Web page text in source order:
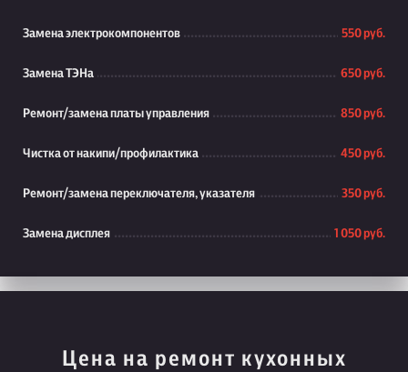
Замена электрокомпонентов 550 руб.
Замена ТЭНа 650 руб.
Ремонт/замена платы управления 850 руб.
Чистка от накипи/профилактика 450 руб.
Ремонт/замена переключателя, указателя 350 руб.
Замена дисплея 1 050 руб.
Цена на ремонт кухонных